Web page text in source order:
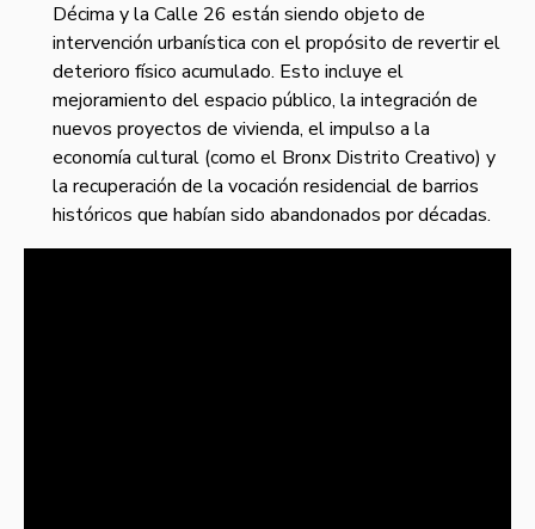
Décima y la Calle 26 están siendo objeto de
intervención urbanística con el propósito de revertir el
deterioro físico acumulado. Esto incluye el
mejoramiento del espacio público, la integración de
nuevos proyectos de vivienda, el impulso a la
economía cultural (como el Bronx Distrito Creativo) y
la recuperación de la vocación residencial de barrios
históricos que habían sido abandonados por décadas.